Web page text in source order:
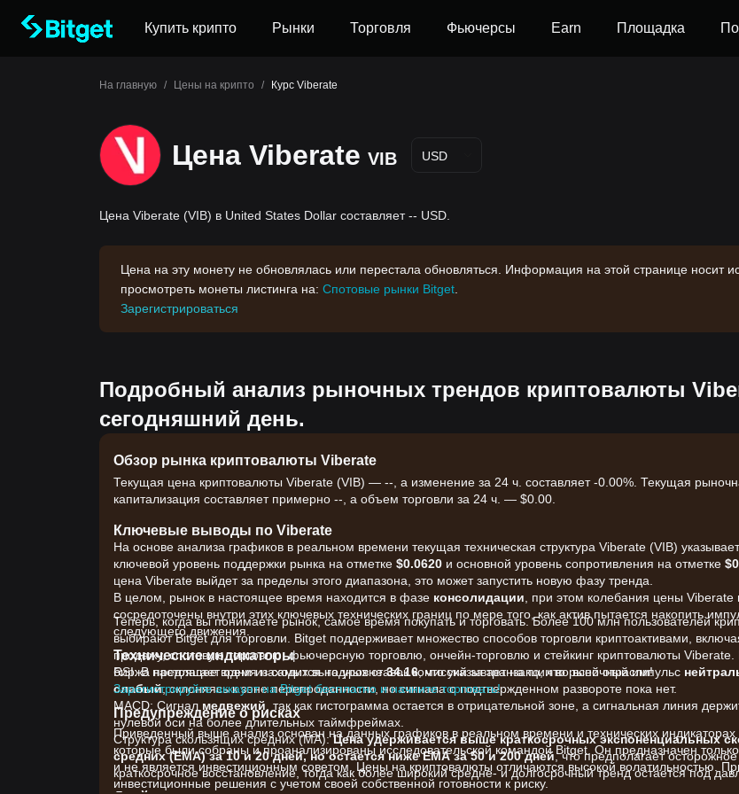
Купить крипто Рынки Торговля Фьючерсы Earn Площадка
На главную / Цены на крипто / Курс Viberate
Цена Viberate VIB USD
Цена Viberate (VIB) в United States Dollar составляет -- USD.
Цена на эту монету не обновлялась или перестала обновляться. Информация на этой странице носит
просмотреть монеты листинга на: Спотовые рынки Bitget
Зарегистрироваться
Подробный анализ рыночных трендов криптовалюты
сегодняшний день.
Обзор рынка криптовалюты Viberate
Текущая цена криптовалюты Viberate (VIB) — --, а изменение за 24 ч. составляет -0.00%. Текущая
капитализация составляет примерно --, а объем торговли за 24 ч. — $0.00.
Ключевые выводы по Viberate
На основе анализа графиков в реальном времени текущая техническая структура Viberate (VIB)
ключевой уровень поддержки рынка на отметке $0.0620 и основной уровень сопротивления на отметке
цена Viberate выйдет за пределы этого диапазона, это может запустить новую фазу тренда.
В целом, рынок в настоящее время находится в фазе консолидации , при этом колебания цены Viberate
сосредоточены внутри этих ключевых технических границ по мере того, как актив пытается накопить
следующего движения.
Технические индикаторы
RSI: В настоящее время находится на уровне34.16, что указывает на то, что рыночный импульс
слабый, склоняясь к зоне перепроданности, но сигнала о подтвержденном развороте пока нет.
MACD: Сигнал медвежий , так как гистограмма остается в отрицательной зоне, а сигнальная линия
нулевой оси на более длительных таймфреймах.
Структура скользящих средних (MA):Цена удерживается выше краткосрочных экспоненциальных
средних (EMA) за 10 и 20 дней, но остается ниже EMA за 50 и 200 дней, что предполагает осторожное
краткосрочное восстановление, тогда как более широкий средне- и долгосрочный тренд остается под
Теперь, когда вы понимаете рынок, самое время покупать и торговать. Более 100 млн пользователей
выбирают Bitget для торговли. Bitget поддерживает множество способов торговли криптоактивами,
продажу, спотовую торговлю, фьючерсную торговлю, ончейн-торговлю и стейкинг криптовалюты Viberate.
биржа предлагает одни из самых выгодных ставок комиссий за транзакции во всей отрасли!
Зарегистрируйте аккаунт на Bitget бесплатно и начните торговать!
Предупреждение о рисках
Приведенный выше анализ основан на данных графиков в реальном времени и технических индикаторах
которые были собраны и проанализированы исследовательской командой Bitget. Он предназначен
и не является инвестиционным советом. Цены на криптовалюты отличаются высокой волатильностью.
инвестиционные решения с учетом своей собственной готовности к риску.